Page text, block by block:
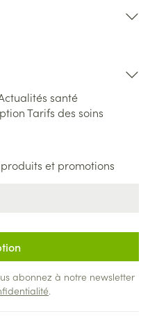
santé
Tarifs des soins
et promotions
abonnez à notre newsletter
.